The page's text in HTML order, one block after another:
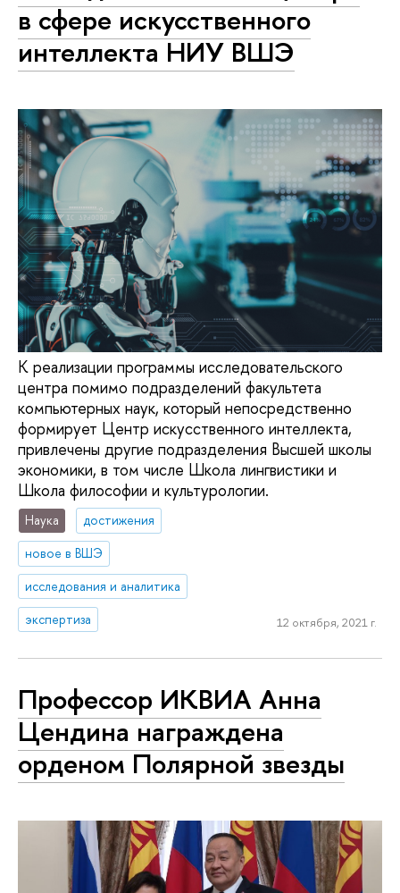
в сфере искусственного
интеллекта НИУ ВШЭ
К реализации программы исследовательского
центра помимо подразделений факультета
компьютерных наук, который непосредственно
формирует Центр искусственного интеллекта,
привлечены другие подразделения Высшей школы
экономики, в том числе Школа лингвистики и
Школа философии и культурологии.
Наука
достижения
новое в ВШЭ
исследования и аналитика
экспертиза
12 октября, 2021 г.
Профессор ИКВИА Анна
Цендина награждена
орденом Полярной звезды